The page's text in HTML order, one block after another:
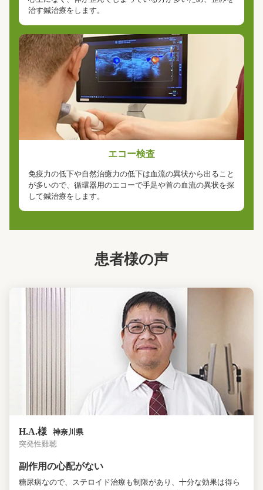
治す鍼治療をします。
エコー検査
免疫力の低下や自然治癒力の低下は血流の異状から出ること
が多いので、循環器用のエコーで手足や首の血流の異状を探
して鍼治療をします。
患者様の声
H.A.様 神奈川県
突発性難聴
副作用の心配がない
糖尿病なので、ステロイド治療も制限があり、十分な効果は得ら